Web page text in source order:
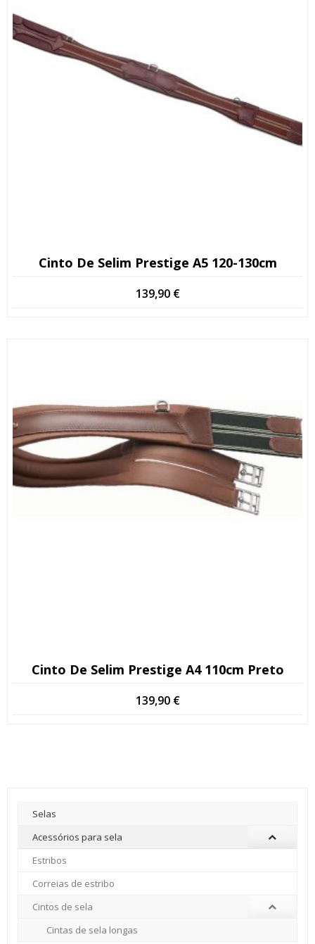
Cinto De Selim Prestige A5 120-130cm
139,90 €
Cinto De Selim Prestige A4 110cm Preto
139,90 €
Selas
Acessórios para sela
Estribos
Correias de estribo
Cintos de sela
Cintas de sela longas